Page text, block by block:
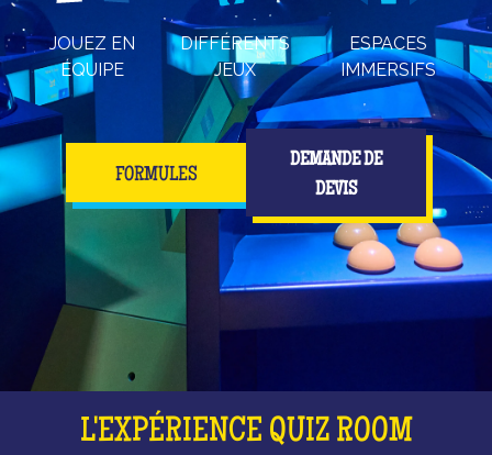
JOUEZ EN
ÉQUIPE
DIFFÉRENTS
JEUX
ESPACES
IMMERSIFS
FORMULES
DEMANDE DE
DEVIS
L'EXPÉRIENCE QUIZ ROOM